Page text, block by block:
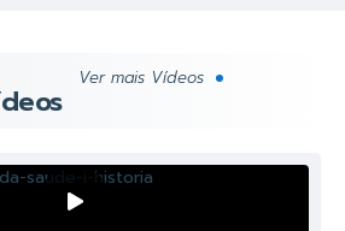
Ver mais Vídeos